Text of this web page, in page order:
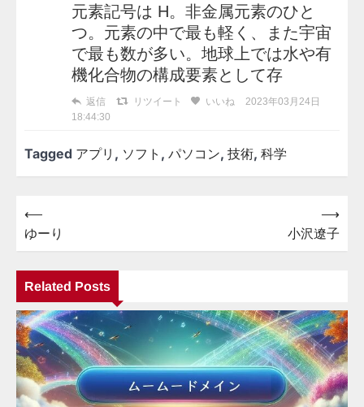
元素記号は H。非金属元素のひと
つ。元素の中で最も軽く、また宇宙
で最も数が多い。地球上では水や有
機化合物の構成要素として存
返信 リツイート いいね
2023年03月24日
18:44:30
Tagged アプリ , ソフト , パソコン, 技術, 科学
投
稿
ナ
ビ
ゲ
ー
シ
ョ
⟵
ゆーり
小沢遼子
⟶
Related Posts